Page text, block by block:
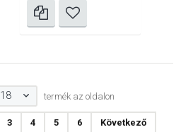
18 termék az oldalon
3 4 5 6 Következő